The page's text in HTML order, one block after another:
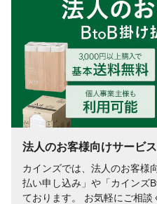
法人のお客様向けサービス
カインズでは、法人のお客様
払い申し込み」や「カインズ
ております。 お気軽にご相談